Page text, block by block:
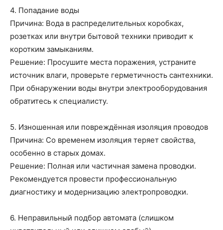
4. Попадание воды
Причина: Вода в распределительных коробках,
розетках или внутри бытовой техники приводит к
коротким замыканиям.
Решение: Просушите места поражения, устраните
источник влаги, проверьте герметичность сантехники.
При обнаружении воды внутри электрооборудования
обратитесь к специалисту.
5. Изношенная или повреждённая изоляция проводов
Причина: Со временем изоляция теряет свойства,
особенно в старых домах.
Решение: Полная или частичная замена проводки.
Рекомендуется провести профессиональную
диагностику и модернизацию электропроводки.
6. Неправильный подбор автомата (слишком